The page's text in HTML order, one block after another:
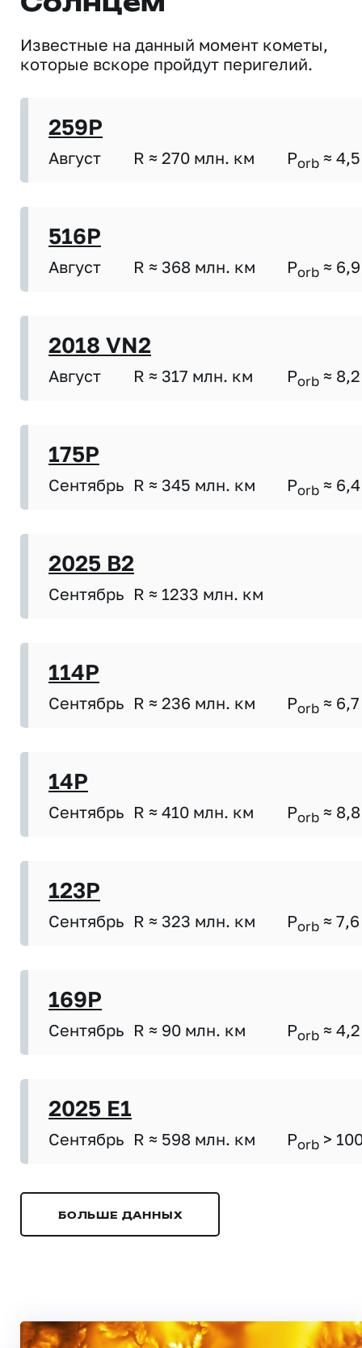
Известные на данный момент кометы,
которые вскоре пройдут перигелий.
259P
Август R ≈ 270 млн. км Porb ≈ 4,5
516P
Август R ≈ 368 млн. км Porb ≈ 6,9
2018 VN2
Август R ≈ 317 млн. км Porb ≈ 8,2
175P
Сентябрь R ≈ 345 млн. км Porb ≈ 6,4
2025 B2
Сентябрь R ≈ 1233 млн. км
114P
Сентябрь R ≈ 236 млн. км Porb ≈ 6,7
14P
Сентябрь R ≈ 410 млн. км Porb ≈ 8,8
123P
Сентябрь R ≈ 323 млн. км Porb ≈ 7,6
169P
Сентябрь R ≈ 90 млн. км Porb ≈ 4,2
2025 E1
Сентябрь R ≈ 598 млн. км Porb >
БОЛЬШЕ ДАННЫХ